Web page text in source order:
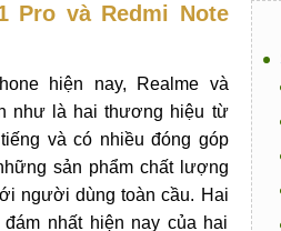
Pro và Redmi Note
hiện nay, Realme và
như là hai thương hiệu từ
và có nhiều đóng góp
sản phẩm chất lượng
người dùng toàn cầu. Hai
nhất hiện nay của hai